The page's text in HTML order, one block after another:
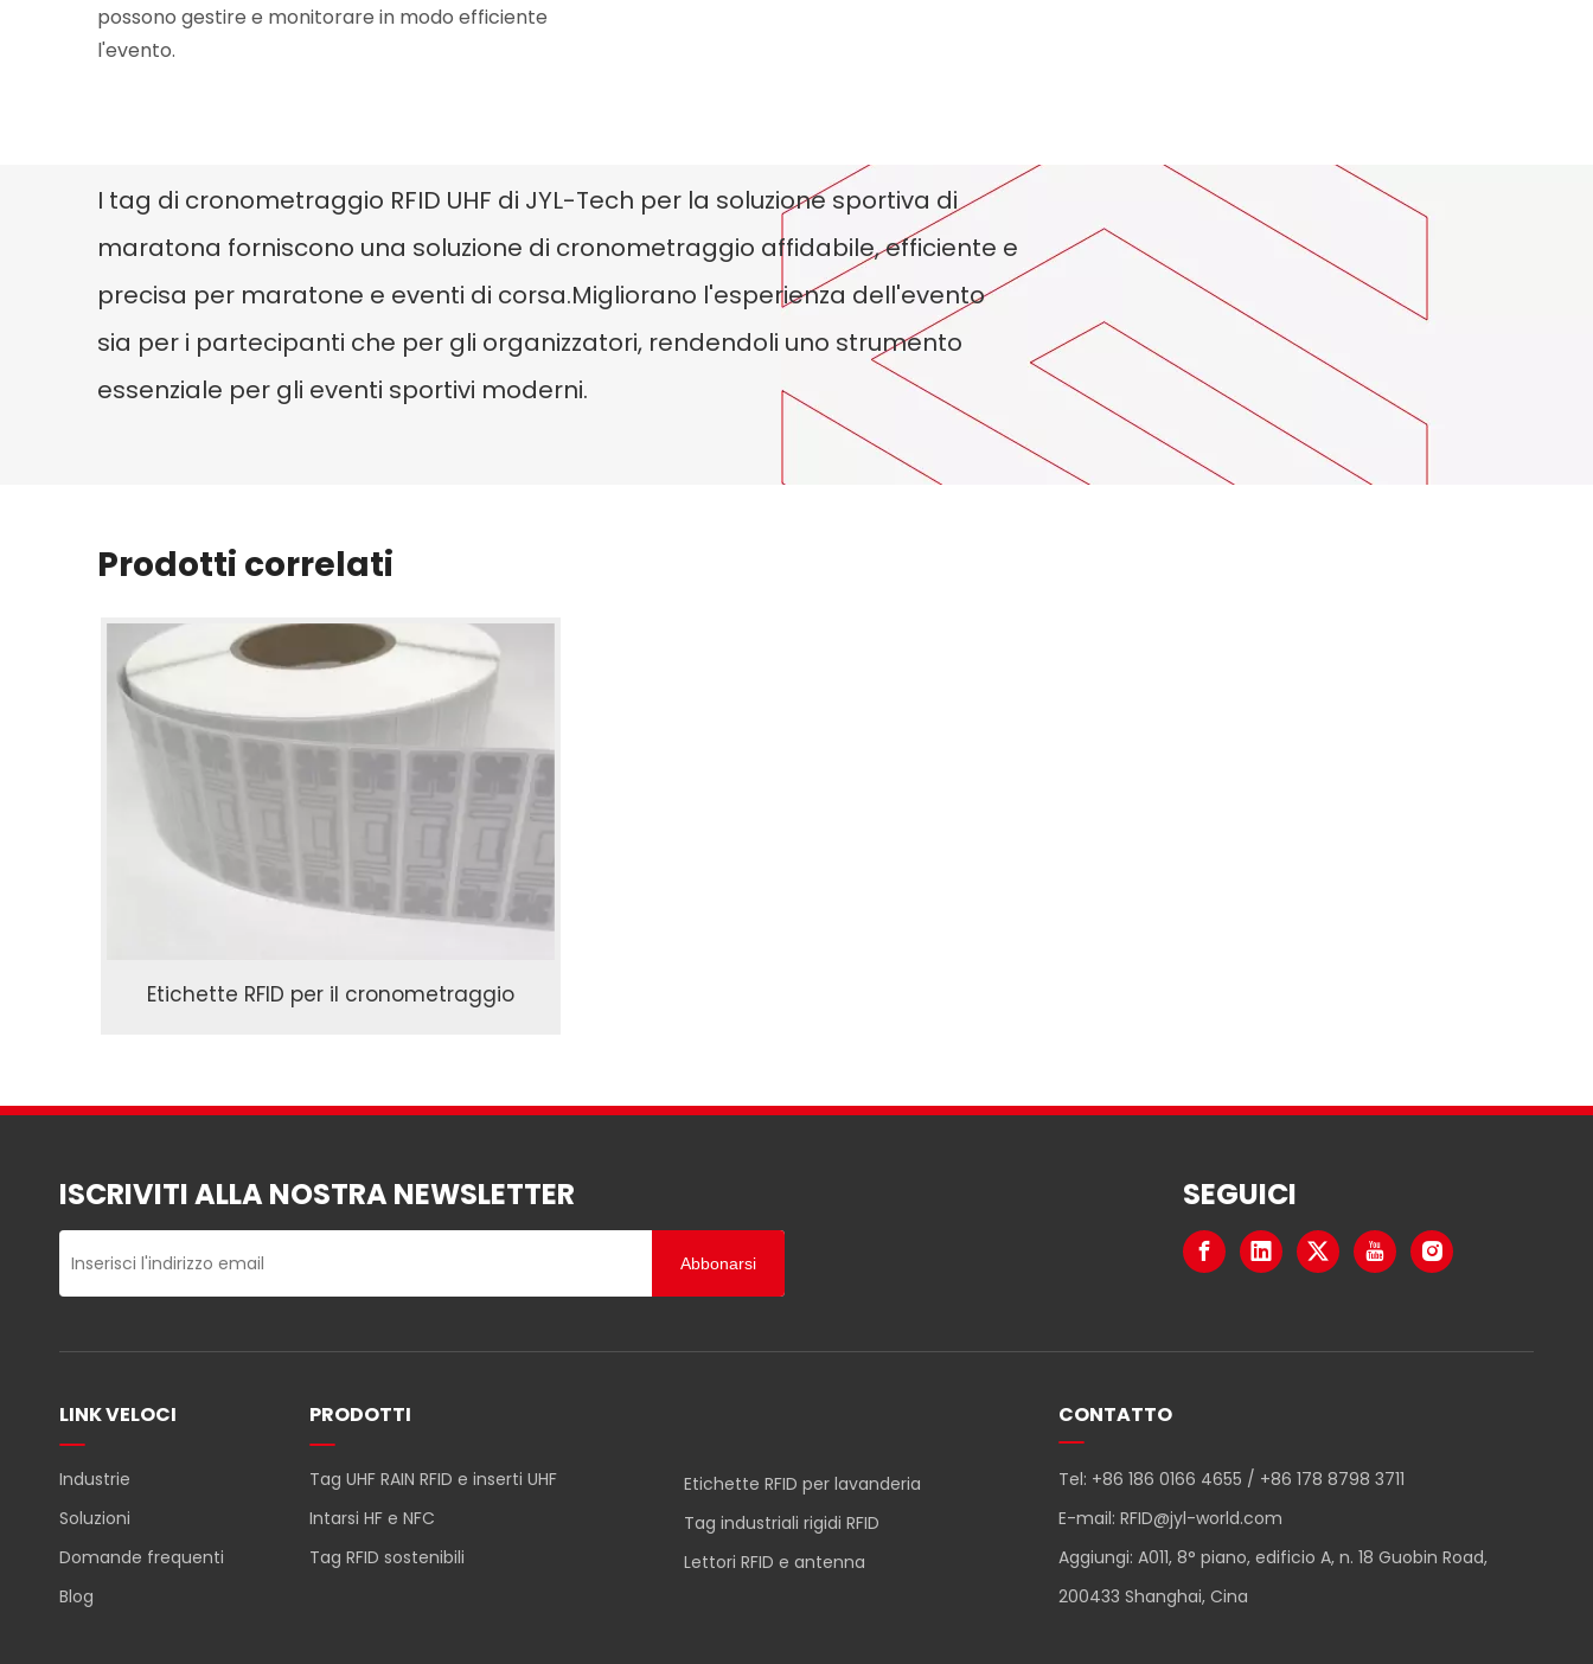
possono gestire e monitorare in modo efficiente
l'evento.
I tag di cronometraggio RFID UHF di JYL-Tech per la soluzione sportiva di
maratona forniscono una soluzione di cronometraggio affidabile, efficiente e
precisa per maratone e eventi di corsa.Migliorano l'esperienza dell'evento
sia per i partecipanti che per gli organizzatori, rendendoli uno strumento
essenziale per gli eventi sportivi moderni.
Prodotti correlati
Etichette RFID per il cronometraggio
ISCRIVITI ALLA NOSTRA NEWSLETTER
Abbonarsi
SEGUICI
LINK VELOCI
Industrie
Soluzioni
Domande frequenti
Blog
PRODOTTI
Tag UHF RAIN RFID e inserti UHF
Intarsi HF e NFC
Tag RFID sostenibili
Etichette RFID per lavanderia
Tag industriali rigidi RFID
Lettori RFID e antenna
CONTATTO
Tel: +86 186 0166 4655 / +86 178 8798 3711
E-mail: RFID@jyl-world.com
Aggiungi: A011, 8° piano, edificio A, n. 18 Guobin Road,
200433 Shanghai, Cina